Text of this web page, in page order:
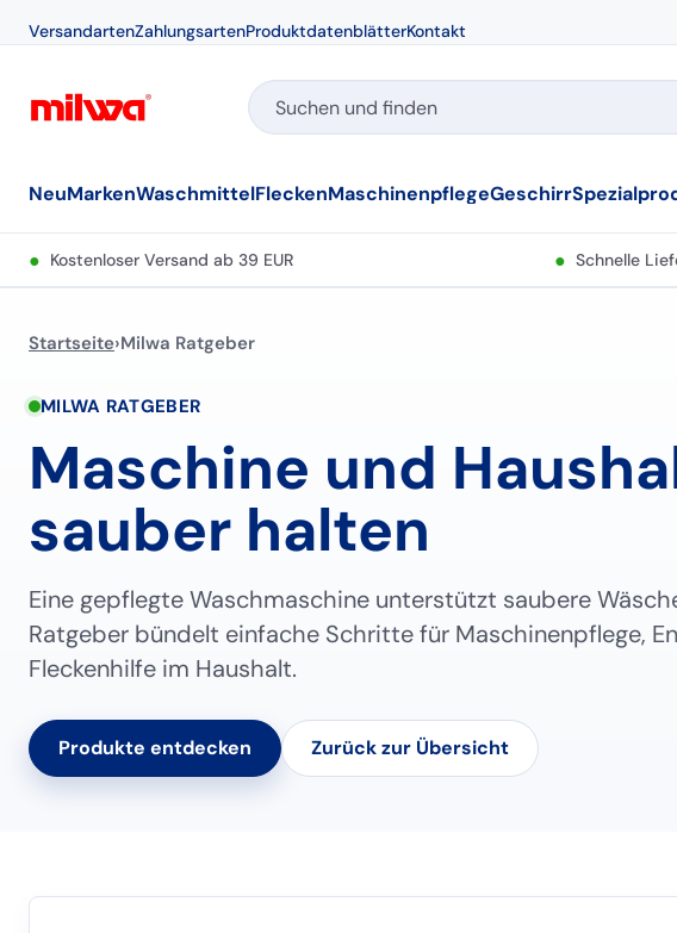
VersandartenZahlungsartenProduktdatenblätterKontakt
NeuMarkenWaschmittelFleckenMaschinenpflegeGeschirr
● Kostenloser Versand ab 39 EUR ● Schnelle
Startseite›Milwa Ratgeber
MILWA RATGEBER
Maschine und
sauber halten
Eine gepflegte Waschmaschine unterstützt saubere
Ratgeber bündelt einfache Schritte für Maschinenpflege,
Fleckenhilfe im Haushalt.
Produkte entdecken Zurück zur Übersicht